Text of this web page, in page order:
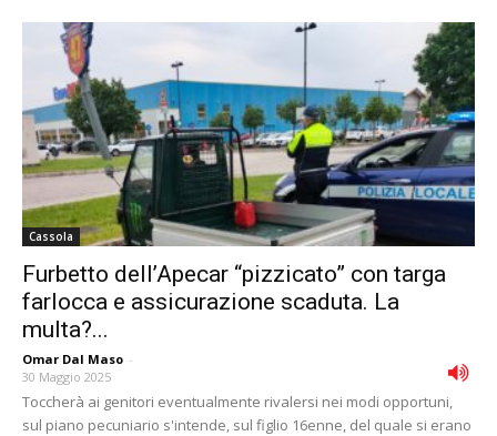
Cassola
Furbetto dell’Apecar “pizzicato” con targa
farlocca e assicurazione scaduta. La
multa?...
Omar Dal Maso -
30 Maggio 2025
Toccherà ai genitori eventualmente rivalersi nei modi opportuni,
sul piano pecuniario s'intende, sul figlio 16enne, del quale si erano